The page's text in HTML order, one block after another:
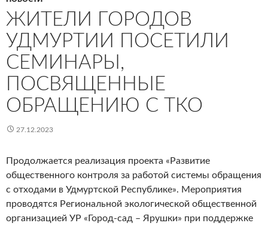
ЖИТЕЛИ ГОРОДОВ
УДМУРТИИ ПОСЕТИЛИ
СЕМИНАРЫ,
ПОСВЯЩЕННЫЕ
ОБРАЩЕНИЮ С ТКО
27.12.2023
Продолжается реализация проекта «Развитие
общественного контроля за работой системы обращения
с отходами в Удмуртской Республике». Мероприятия
проводятся Региональной экологической общественной
организацией УР «Город-сад – Ярушки» при поддержке